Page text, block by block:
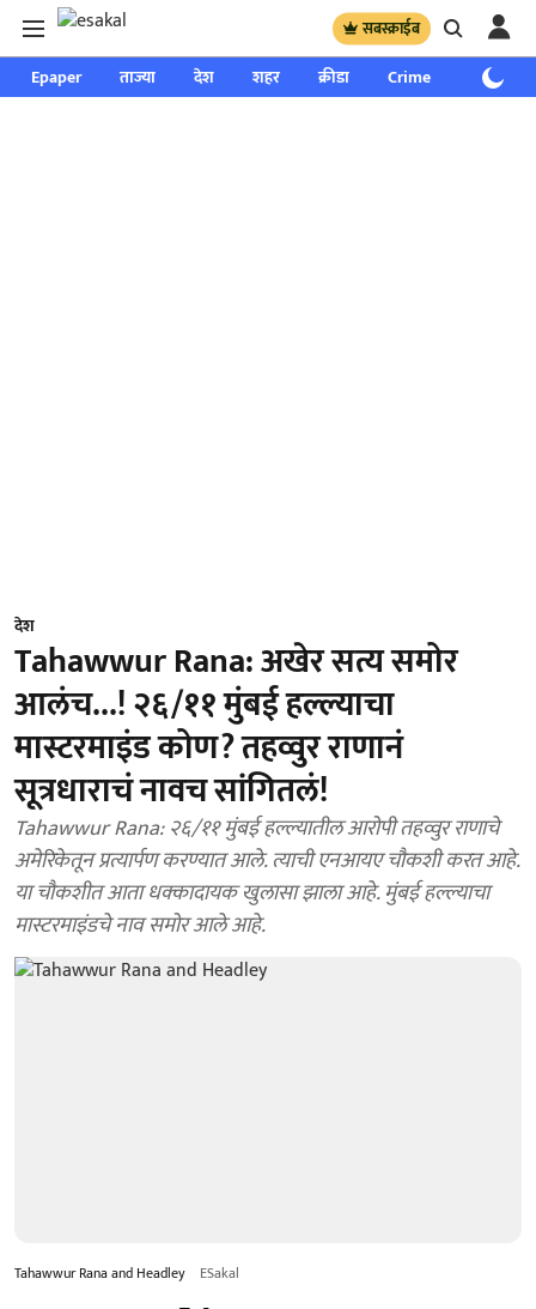
सबस्क्राईब
Epaper ताज्या देश शहर क्रीडा Crime साप्ताहिक
देश
Tahawwur Rana: अखेर सत्य समोर
आलंच...! २६/११ मुंबई हल्ल्याचा
मास्टरमाइंड कोण? तहव्वुर राणानं
सूत्रधाराचं नावच सांगितलं!
Tahawwur Rana: २६/११ मुंबई हल्ल्यातील आरोपी तहव्वुर राणाचे
अमेरिकेतून प्रत्यार्पण करण्यात आले. त्याची एनआयए चौकशी करत आहे.
या चौकशीत आता धक्कादायक खुलासा झाला आहे. मुंबई हल्ल्याचा
मास्टरमाइंडचे नाव समोर आले आहे.
Tahawwur Rana and Headley ESakal